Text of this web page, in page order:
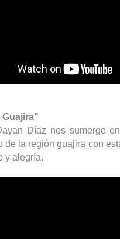
Guajira"
Díaz nos sumerge
de la región guajira con
y alegría.